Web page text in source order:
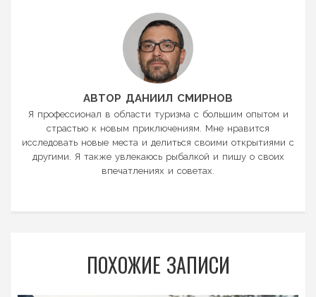
АВТОР ДАНИИЛ СМИРНОВ
Я профессионал в области туризма с большим опытом и
страстью к новым приключениям. Мне нравится
исследовать новые места и делиться своими открытиями с
другими. Я также увлекаюсь рыбалкой и пишу о своих
впечатлениях и советах.
ПОХОЖИЕ ЗАПИСИ